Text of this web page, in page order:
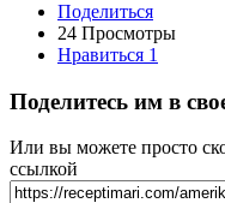
Поделиться
24 Просмотры
Нравиться 1
Поделитесь им в
Или вы можете просто
ссылкой